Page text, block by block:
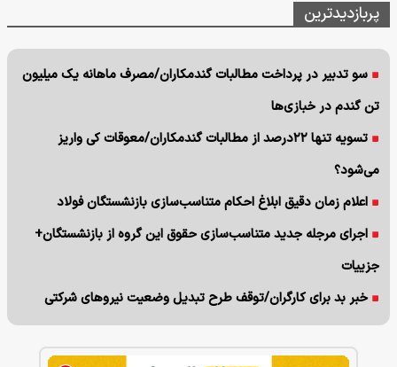
پربازدیدترین
سو تدبیر در پرداخت مطالبات گندمکاران/مصرف ماهانه یک میلیون
تن گندم در خبازی‌ها
تسویه تنها ۲۲درصد از مطالبات گندمکاران/معوقات کی واریز
می‌شود؟
اعلام زمان دقیق ابلاغ احکام متناسب‌سازی بازنشستگان فولاد
اجرای مرجله جدید متناسب‌سازی حقوق این گروه از بازنشستگان+
جزییات
خبر بد برای کارگران/توقف طرح تبدیل وضعیت نیروهای شرکتی